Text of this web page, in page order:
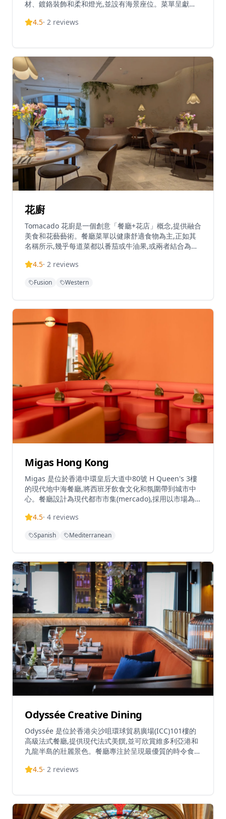
材、鍍鉻裝飾和柔和燈光,並設有海景座位。菜單呈獻正
詮釋。招牌菜包括受貴州凱里啟發的酸辣牛尾湯。營業時
廳位於尖沙咀中間道11號金普頓酒店15樓,距離尖沙咀/尖
東地鐵站L1出口約1分鐘步行路程。吱喳小館由Leading
Nation Hospitality營運,為賓客呈獻中國西南地區的大膽
風味和溫暖款待。
4.5· 2 reviews
花廚
Tomacado 花廚是一個創意「餐廳+花店」概念,提供融合
美食和花藝藝術。餐廳菜單以健康舒適食物為主,正如其
名稱所示,幾乎每道菜都以番茄或牛油果,或兩者結合為特
用餐體驗。營業時間為星期一至日上午11時30分至晚上
號舖,距離銅鑼灣地鐵站D4出口約5分鐘步行路程。餐廳
的果味飲品。Tomacado 是一個連鎖品牌,在8個城市設有
13間分店。
4.5· 2 reviews
Fusion Western
Migas Hong Kong
Migas 是位於香港中環皇后大道中80號 H Queen's 3樓
的現代地中海餐廳,將西班牙飲食文化和氛圍帶到城市中
心。餐廳設計為現代都市市集(mercado),採用以市場為
化。餐廳專注於共享小碟和小盤菜式,鼓勵交談和輕鬆的
(vermuterias)。室內設計採用溫暖的橙色和紅色調,營造
則提供中環最誘人的戶外用餐空間之一,非常適合黃昏時
段飲酒和悠閒的晚間聚會。營業時間為星期一至四中午
12時至午夜12時,星期五中午12時至凌晨1時,星期六下午
3時至凌晨1時,星期日休息。餐廳鼓勵輕鬆的用餐方式,客
人可以在工作日午餐時光顧、晚上來喝酒配小食,或在週
六晚上享受完整的用餐體驗。音樂、設計和美食在這裡同
樣重要,使 Migas 成為一個值得花時間停留的地方,而不
僅僅是用餐的場所。
4.5· 4 reviews
Spanish Mediterranean
Odyssée Creative Dining
Odyssée 是位於香港尖沙咀環球貿易廣場(ICC)101樓的
高級法式餐廳,提供現代法式美饌,並可欣賞維多利亞港和
九龍半島的壯麗景色。餐廳專注於呈現最優質的時令食
一的法式餐廳,Odyssée 提供精緻的服務和精心挑選的酒
(最後點餐時間晚上9時)。招牌菜式包括宮崎A4西冷牛
扒、舒芙蕾、酸種麵包和勃艮第蝸牛。餐廳提供多種菜單
4.5· 2 reviews